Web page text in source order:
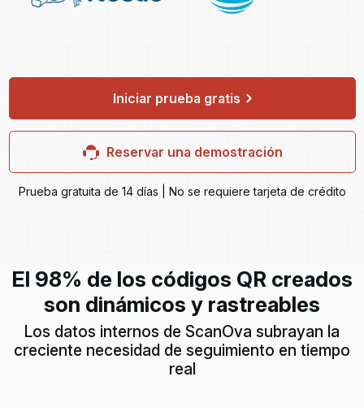
Iniciar prueba gratis
Reservar una demostración
Prueba gratuita de 14 días | No se requiere tarjeta de crédito
El 98% de los códigos QR creados
son dinámicos y rastreables
Los datos internos de ScanOva subrayan la
creciente necesidad de seguimiento en tiempo
real